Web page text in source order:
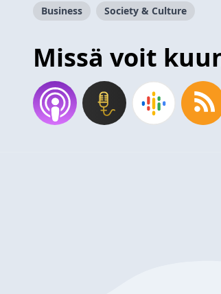
Business Society & Culture
Missä voit